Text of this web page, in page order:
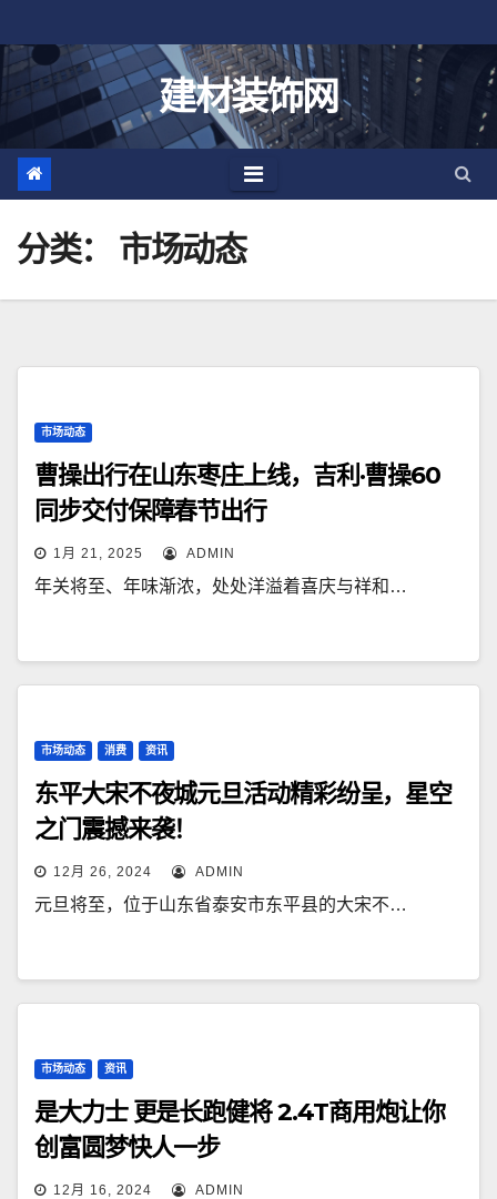
至
建材装饰网
分类： 市场动态
市场动态
曹操出行在山东枣庄上线，吉利·曹操60
同步交付保障春节出行
1月 21, 2025 ADMIN
年关将至、年味渐浓，处处洋溢着喜庆与祥和…
市场动态 消费 资讯
东平大宋不夜城元旦活动精彩纷呈，星空
之门震撼来袭！
12月 26, 2024 ADMIN
元旦将至，位于山东省泰安市东平县的大宋不…
市场动态 资讯
是大力士 更是长跑健将 2.4T商用炮让你
创富圆梦快人一步
12月 16, 2024 ADMIN